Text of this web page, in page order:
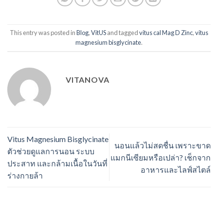
This entry was posted inBlog,VitUSand taggedvitus cal Mag D Zinc,vitus
magnesium bisglycinate.
VITANOVA
Vitus Magnesium Bisglycinate
ตัวช่วยดูแลการนอน ระบบ
ประสาท และกล้ามเนื้อในวันที่
ร่างกายล้า
นอนแล้วไม่สดชื่น เพราะขาด
แมกนีเซียมหรือเปล่า? เช็กจาก
อาหารและไลฟ์สไตล์